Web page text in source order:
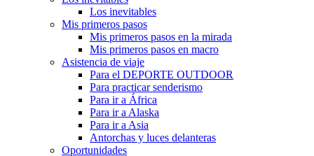
Los inevitables
Mis primeros pasos
Mis primeros pasos en la mirada
Mis primeros pasos en macro
Asistencia de viaje
Para el DEPORTE OUTDOOR
Para practicar senderismo
Para ir a África
Para ir a Alaska
Para ir a Asia
Antorchas y luces delanteras
Oportunidades